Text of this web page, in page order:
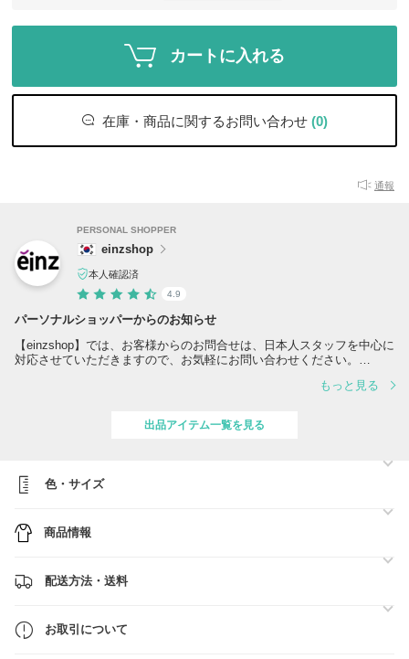
カートに入れる
在庫・商品に関するお問い合わせ (0)
通報
PERSONAL SHOPPER
einzshop
本人確認済
4.9
パーソナルショッパーからのお知らせ
【einzshop】では、お客様からのお問合せは、日本人スタッフを中心に
対応させていただきますので、お気軽にお問い合わせください。
・発送から3～5日ほどでお届け予定です。（状況により遅延の可能性
※ご注文が殺到時、発送に遅延が発生する可能性がございます。お客様
へは大変なご不便、ご迷惑をお掛け致しますが、スタッフ一同いち早く
お客様にお品物をお届けできるよう尽力致しますので、何卒ご了承くだ
※お届け予定日より遅延の可能性もございます。遅延の理由によるキャ
ンセルは一切受け付けておりませんので、予めご了承ください。
※当店は、全ての商品に追跡番号がございますので安心してお買い求め
ご注文の商品がお手元に届くまで、きちんと対応させていただきますの
で、何卒よろしくお願いいたします。
もっと見る
出品アイテム一覧を見る
色・サイズ
商品情報
配送方法・送料
お取引について